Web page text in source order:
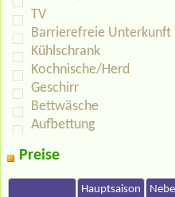
TV
Barrierefreie Unterkunft
Kühlschrank
Kochnische/Herd
Geschirr
Bettwäsche
Aufbettung
Preise
Hauptsaison